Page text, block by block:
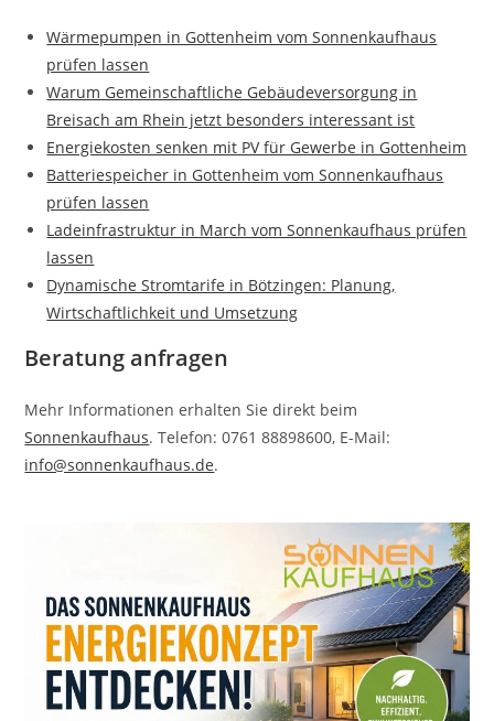
Wärmepumpen in Gottenheim vom Sonnenkaufhaus
prüfen lassen
Warum Gemeinschaftliche Gebäudeversorgung in
Breisach am Rhein jetzt besonders interessant ist
Energiekosten senken mit PV für Gewerbe in Gottenheim
Batteriespeicher in Gottenheim vom Sonnenkaufhaus
prüfen lassen
Ladeinfrastruktur in March vom Sonnenkaufhaus prüfen
lassen
Dynamische Stromtarife in Bötzingen: Planung,
Wirtschaftlichkeit und Umsetzung
Beratung anfragen
Mehr Informationen erhalten Sie direkt beim
Sonnenkaufhaus. Telefon: 0761 88898600, E-Mail:
info@sonnenkaufhaus.de.